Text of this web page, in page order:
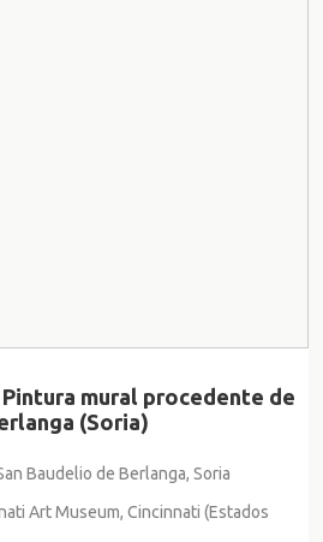
mural procedente de
(Soria)
Baudelio de Berlanga, Soria
Art Museum, Cincinnati (Estados